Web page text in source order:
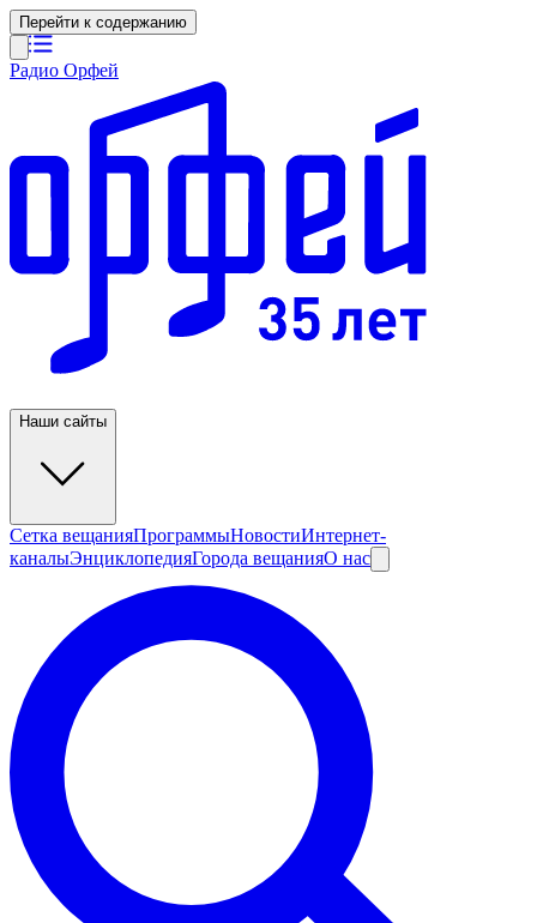
Перейти к содержанию
Радио Орфей
Наши сайты
Сетка вещанияПрограммыНовостиИнтернет-
каналыЭнциклопедияГорода вещанияО нас